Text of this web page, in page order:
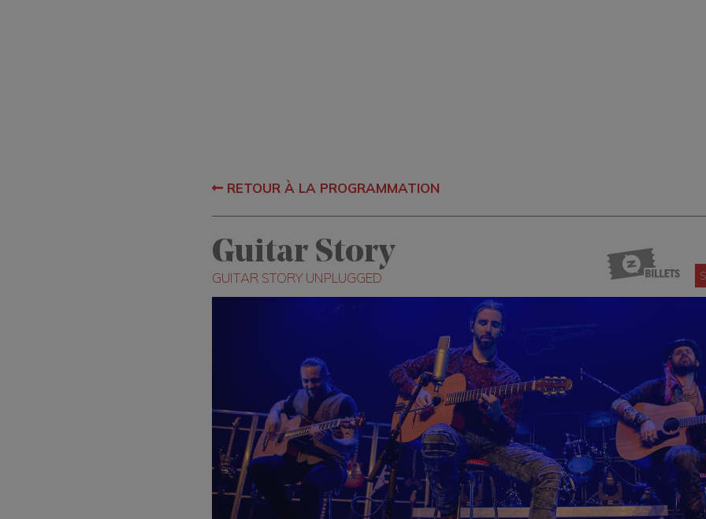
RETOUR À LA PROGRAMMATION
Guitar Story
GUITAR STORY UNPLUGGED